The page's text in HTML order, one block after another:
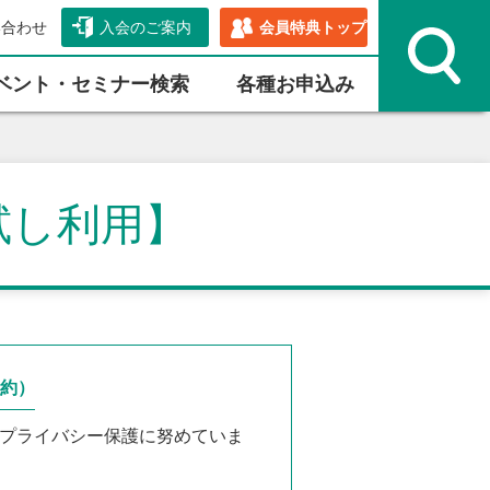
わせ 入会のご案内 会員特典トップ
ント・セミナー検索 各種お申込み
利用】
）
ライバシー保護に努めていま